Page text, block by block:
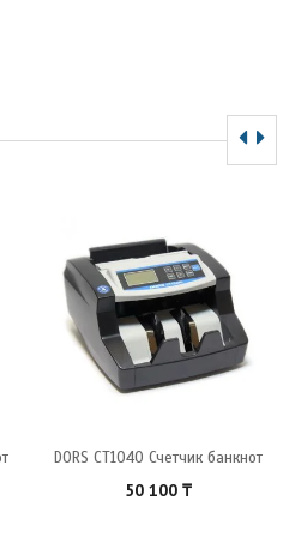
DORS CT1040 Счетчик банкнот
50 100 ₸